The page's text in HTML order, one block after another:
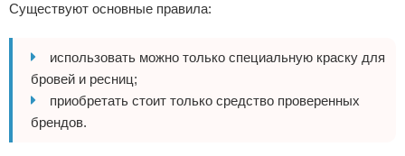
Существуют основные правила:
использовать можно только специальную краску для
бровей и ресниц;
приобретать стоит только средство проверенных
брендов.